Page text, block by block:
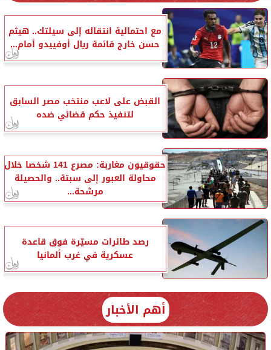
مع احتمالية انتقاله إلى سيلتك.. هيثم
حسن خارج قائمة ريال أوفييدو أمام...
القبض على لاعب منتخب مصر السابق
لتنفيذ حكم قضائي ضده
حقوقيون مغاربة: مصرع 141 شخصا خلال
محاولة العبور إلى سبتة.. والحصيلة
مرشحة...
رصد طائرات مسيّرة فوق قاعدة
عسكرية في غرب ألمانيا
أهم الأخبار